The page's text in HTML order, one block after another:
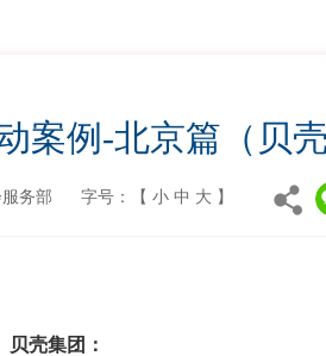
案例-北京篇（贝壳
务部 字号：【 小 中 大 】
贝壳集团：